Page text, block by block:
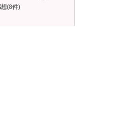
(8件)